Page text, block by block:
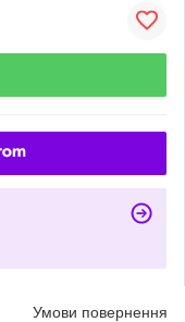
Умови повернення